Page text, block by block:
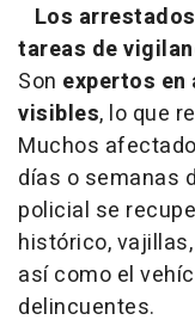
Los
tareas de
Son expertos en
visibles, lo que
Muchos
días o semanas
policial se
histórico,
así como el
delincuentes.